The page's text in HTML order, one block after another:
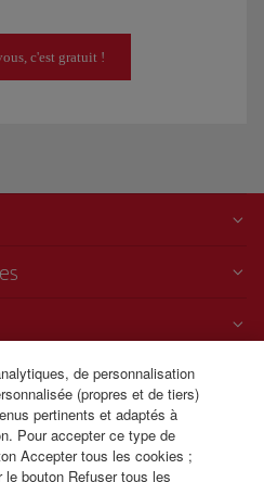
c'est gratuit !
19
de personnalisation
(propres et de tiers)
pertinents et adaptés à
Pour accepter ce type de
Accepter tous les cookies ;
bouton Refuser tous les